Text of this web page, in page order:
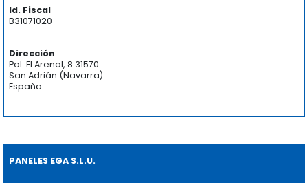
Id. Fiscal
B31071020
Dirección
Pol. El Arenal, 8 31570
San Adrián (Navarra)
España
PANELES EGA S.L.U.